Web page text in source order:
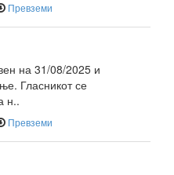
Превземи
на 31/08/2025 и
Гласникот се
н..
Превземи